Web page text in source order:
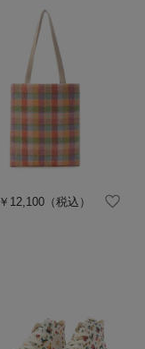
￥12,100 （税込）